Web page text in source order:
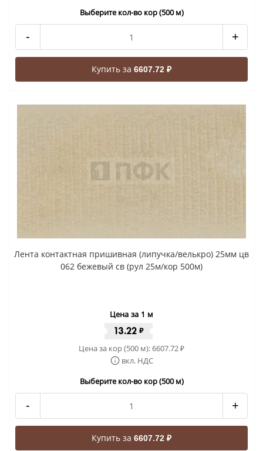
Выберите кол-во кор (500 м)
- +
Купить за 6607.72 ₽
Лента контактная пришивная (липучка/велькро) 25мм цв
062 бежевый св (рул 25м/кор 500м)
Цена за 1 м
13.22 ₽
Цена за кор (500 м):6607.72₽
вкл. НДС
Выберите кол-во кор (500 м)
- +
Купить за 6607.72 ₽